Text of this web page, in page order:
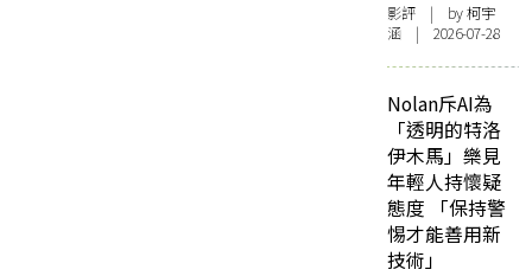
影評 | by 柯宇
涵 | 2026-07-28
Nolan斥AI為
「透明的特洛
伊木馬」樂見
年輕人持懷疑
態度 「保持警
惕才能善用新
技術」